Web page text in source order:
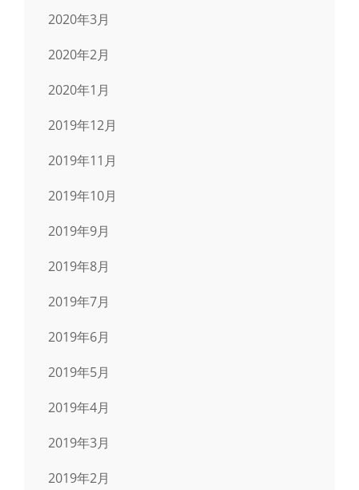
2020年3月
2020年2月
2020年1月
2019年12月
2019年11月
2019年10月
2019年9月
2019年8月
2019年7月
2019年6月
2019年5月
2019年4月
2019年3月
2019年2月